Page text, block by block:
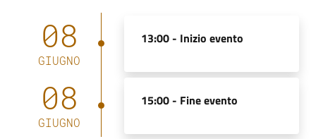
08
GIUGNO
13:00 - Inizio evento
08
GIUGNO
15:00 - Fine evento